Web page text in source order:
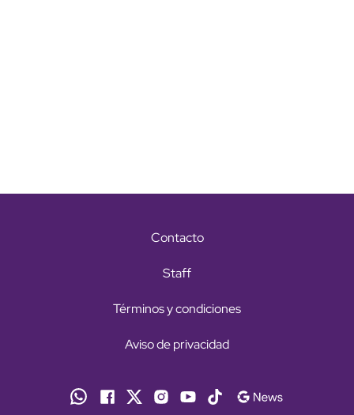
Contacto
Staff
Términos y condiciones
Aviso de privacidad